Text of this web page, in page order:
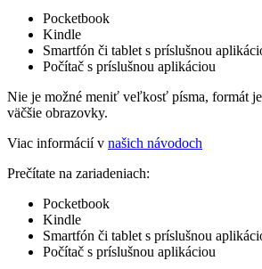
Pocketbook
Kindle
Smartfón či tablet s príslušnou
Počítač s príslušnou aplikáciou
Nie je možné meniť veľkosť písma, formát
väčšie obrazovky.
Viac informácií v našich návodoch
Prečítate na zariadeniach:
Pocketbook
Kindle
Smartfón či tablet s príslušnou
Počítač s príslušnou aplikáciou